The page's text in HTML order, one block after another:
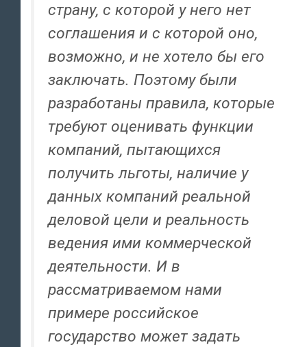
страну, с которой у него нет
соглашения и с которой оно,
возможно, и не хотело бы его
заключать. Поэтому были
разработаны правила, которые
требуют оценивать функции
компаний, пытающихся
получить льготы, наличие у
данных компаний реальной
деловой цели и реальность
ведения ими коммерческой
деятельности. И в
расcматриваемом нами
примере российское
государство может задать